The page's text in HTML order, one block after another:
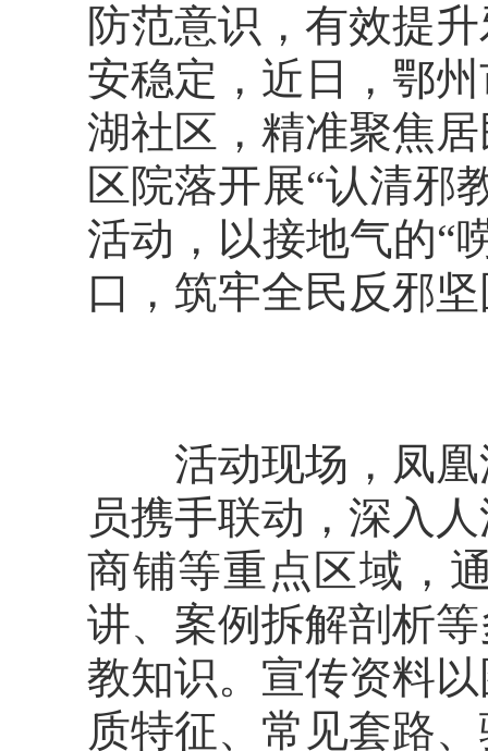
防范意识，有效提
安稳定，近日，鄂
湖社区，精准聚焦
区院落开展“认清邪
活动，以接地气的“
口，筑牢全民反邪
活动现场，凤凰
员携手联动，深入
商铺等重点区域，
讲、案例拆解剖析
教知识。宣传资料
质特征、常见套路